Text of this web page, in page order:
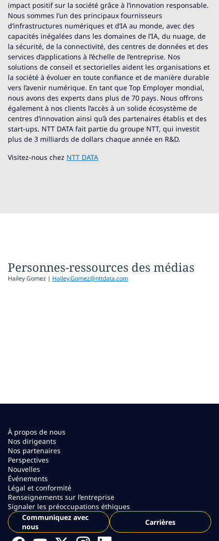
impact positif sur la société grâce à l’innovation responsable.
Nous sommes l’un des principaux fournisseurs
d’infrastructures numériques et d’IA au monde, avec des
capacités inégalées dans les domaines de l’IA, du nuage, de
la sécurité, de la connectivité, des centres de données et des
services d’applications à l’échelle de l’entreprise. Nos
solutions de conseil et sectorielles aident les organisations et
la société à évoluer en toute confiance et de manière durable
vers l’avenir numérique. En tant que Top Employer mondial,
nous avons des experts dans plus de 70 pays. Nous offrons
également à nos clients l’accès à un solide écosystème de
centres d’innovation ainsi qu’à des partenaires établis et des
start-ups. NTT DATA fait partie du groupe NTT, qui investit
plus de 3 milliards de dollars chaque année en R&D.
Visitez-nous chez NTT DATA
Personnes-ressources des médias
Hailey Gomez | Hailey.Gomez@nttdata.com
À propos de nous
Nos dirigeants
Nos partenaires
Perspectives
Nouvelles
Événements
Légal et conformité
Renseignements sur l’entreprise
Signaler les préoccupations éthiques
Communiquez avec
nous
Carrières